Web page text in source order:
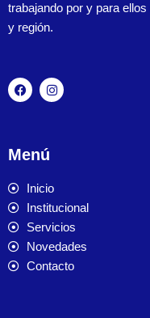
trabajando por y para
y región.
Menú
Inicio
Institucional
Servicios
Novedades
Contacto